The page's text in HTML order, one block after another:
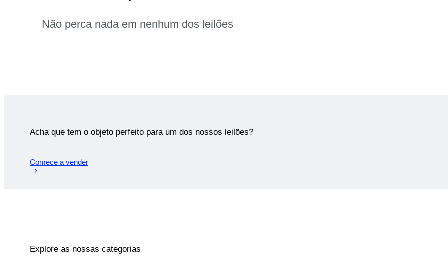
Não perca nada em nenhum dos leilões
Acha que tem o objeto perfeito para um dos nossos leilões?
Comece a vender
Explore as nossas categorias